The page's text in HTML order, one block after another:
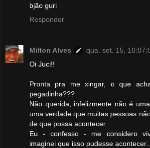
bjão guri
Responder
Milton Alves
qua. set. 15,
Oi Juci!!
Pronta pra me xingar, o que
pegadinha???
Não querida, infelizmente não é
uma verdade que muitas pessoas
de que possa acontecer.
Eu - confesso - me considero
imaginei que isso pudesse acontecer...